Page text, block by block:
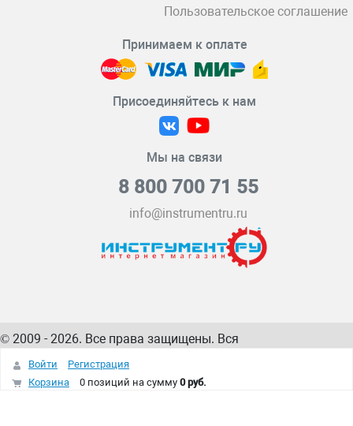
Пользовательское соглашение
Принимаем к оплате
Присоединяйтесь к нам
Мы на связи
8 800 700 71 55
info@instrumentru.ru
© 2009 - 2026. Все права защищены. Вся
информация на сайте – собственность
интернет-магазина
Войти
Регистрация
Корзина
0 позиций на сумму 0 руб.